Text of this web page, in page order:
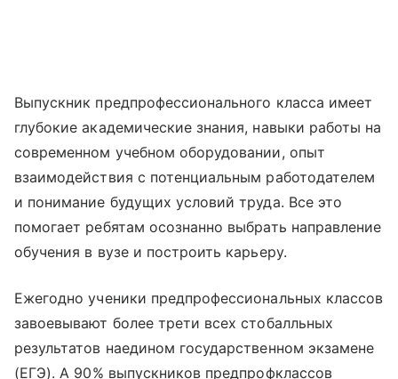
Выпускник предпрофессионального класса имеет
глубокие академические знания, навыки работы на
современном учебном оборудовании, опыт
взаимодействия с потенциальным работодателем
и понимание будущих условий труда. Все это
помогает ребятам осознанно выбрать направление
обучения в вузе и построить карьеру.
Ежегодно ученики предпрофессиональных классов
завоевывают более трети всех стобалльных
результатов наедином государственном экзамене
(ЕГЭ). А 90% выпускников предпрофклассов